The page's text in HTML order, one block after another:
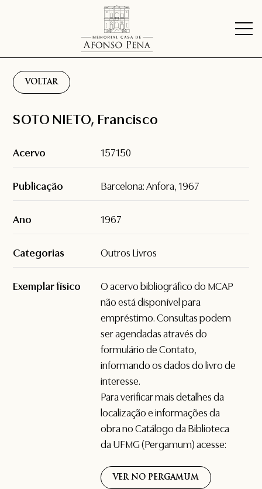
VOLTAR
SOTO NIETO, Francisco
Acervo 157150
Publicação Barcelona: Anfora, 1967
Ano 1967
Categorias Outros Livros
Exemplar físico
O acervo bibliográfico do MCAP
não está disponível para
empréstimo. Consultas podem
ser agendadas através do
formulário deContato,
informando os dados do livro de
interesse.
Para verificar mais detalhes da
localização e informações da
obra no Catálogo da Biblioteca
da UFMG (Pergamum) acesse:
VER NO PERGAMUM